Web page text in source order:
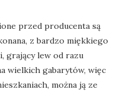
przed producenta są
z bardzo miękkiego
grający lew od razu
wielkich gabarytów, więc
można ją ze